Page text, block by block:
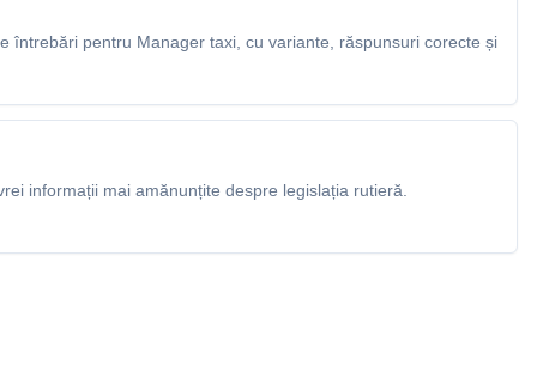
întrebări pentru Manager taxi, cu variante, răspunsuri corecte și
informații mai amănunțite despre legislația rutieră.